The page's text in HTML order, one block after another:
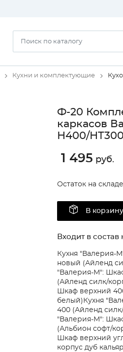
Кухни и комплектующие
Ф-20
каркасов
Н400/
1 495 руб.
Остаток на
В корзину
Входит в состав
Кухня "Валерия-
новый (Айленд
"Валерия-М":
(Айленд силк/
Шкаф верхний
белый) Кухня
400 (Айленд
"Валерия-М":
(Альбион софт/
Шкаф верхний
корпус дуб